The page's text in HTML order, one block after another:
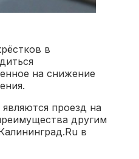
в
на снижение
проезд на
другим
в